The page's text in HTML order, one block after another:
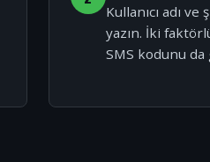
Kullanıcı adı
yazın. İki
SMS kodunu da